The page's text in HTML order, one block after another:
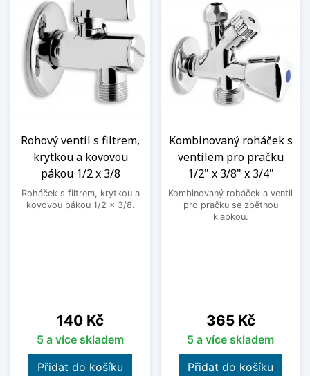
Rohový ventil s filtrem,
krytkou a kovovou
pákou 1/2 x 3/8
Roháček s filtrem, krytkou a
kovovou pákou 1/2 x 3/8.
Cena
140 Kč
5 a více skladem
Přidat do košíku
Kombinovaný roháček s
ventilem pro pračku
1/2" x 3/8" x 3/4"
Kombinovaný roháček a ventil
pro pračku se zpětnou
klapkou.
Cena
365 Kč
5 a více skladem
Přidat do košíku